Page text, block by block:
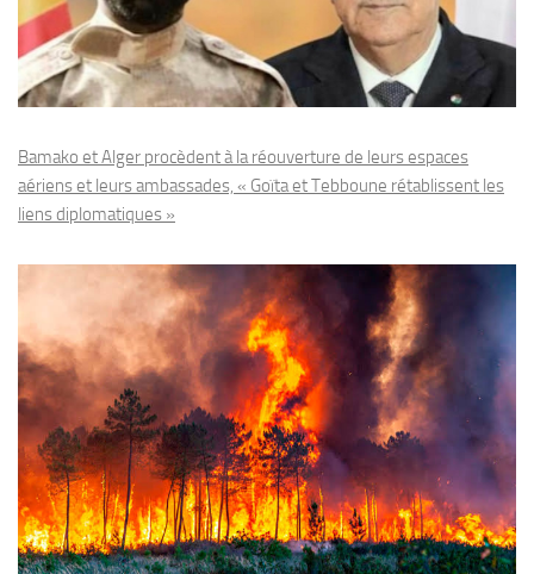
Bamako et Alger procèdent à la réouverture de leurs espaces
aériens et leurs ambassades, « Goïta et Tebboune rétablissent les
liens diplomatiques »